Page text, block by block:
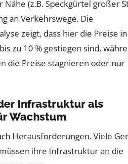
(z.B. Speckgürtel großer
an Verkehrswege. Die
zeigt, dass hier die Preise
zu 10 % gestiegen sind,
die Preise stagnieren oder nur
Infrastruktur als
Wachstum
Herausforderungen. Viele
ihre Infrastruktur an die